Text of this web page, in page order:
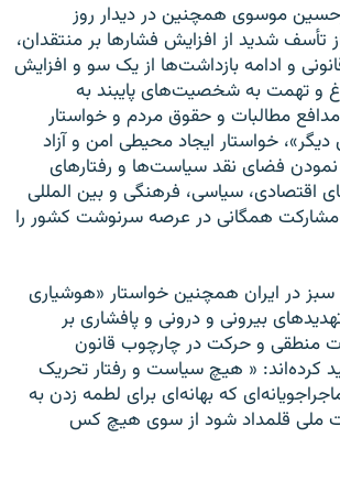
موسوى همچنین در دیدار روز
تأسف شدید از افزایش فشارها بر منتقدان،
و ادامه بازداشت‌ها از یک سو و افزایش
و تهمت به شخصیت‌هاى پایبند به
مطالبات و حقوق مردم و خواستار
خواستار ایجاد محیطى امن و آزاد
فضاى نقد سیاست‌ها و رفتارهاى
سیاسى، فرهنگى و بین المللى
مشارکت همگانى در عرصه سرنوشت کشور را
در ایران همچنین خواستار «هوشیارى
بیرونى و درونى و پافشارى بر
منطقى و حرکت در چارچوب قانون
کرده‌اند: « هیچ سیاست و رفتار تحریک
که بهانه‌اى براى لطمه زدن به
ملى قلمداد شود از سوى هیچ کس